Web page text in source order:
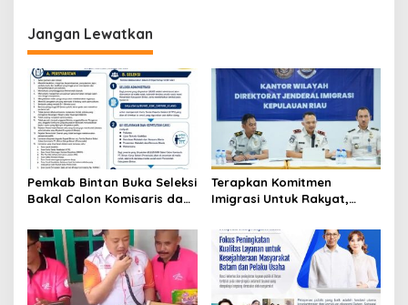
a
s
p
o
s
Jangan Lewatkan
Pemkab Bintan Buka Seleksi
Bakal Calon Komisaris dan
Karya Bahari (Perseroda)
Terapkan Komitmen
Imigrasi Untuk Rakyat,
Uban Raih Tiga
Penghargaan